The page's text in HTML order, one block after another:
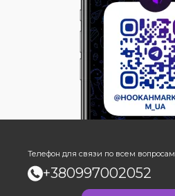
Телефон для связи по всем вопросам
+380997002052